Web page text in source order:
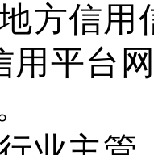
方信用
用平台